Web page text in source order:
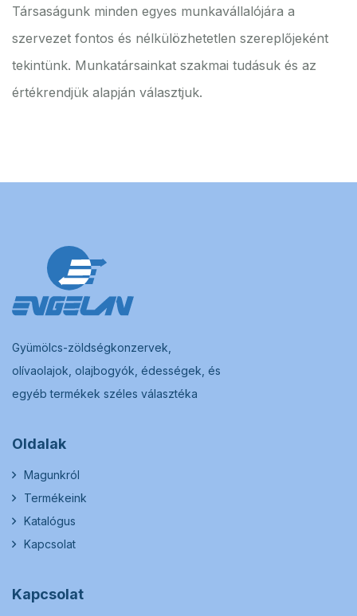
Társaságunk minden egyes munkavállalójára a
szervezet fontos és nélkülözhetetlen szereplőjeként
tekintünk. Munkatársainkat szakmai tudásuk és az
értékrendjük alapján választjuk.
Gyümölcs-zöldségkonzervek,
olívaolajok, olajbogyók, édességek, és
egyéb termékek széles választéka
Oldalak
Magunkról
Termékeink
Katalógus
Kapcsolat
Kapcsolat